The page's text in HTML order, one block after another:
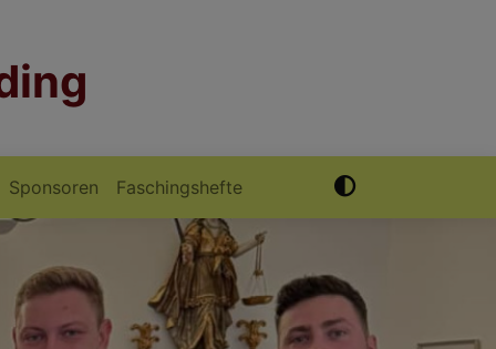
Sponsoren Faschingshefte